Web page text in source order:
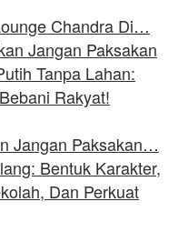
Chandra Di…
Jangan Paksakan…